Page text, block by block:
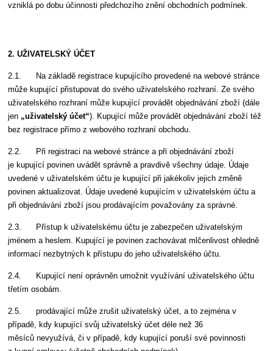
vzniklá po dobu účinnosti předchozího znění obchodních podmínek.
2. UŽIVATELSKÝ ÚČET
2.1. Na základě registrace kupujícího provedené na webové stránce
může kupující přistupovat do svého uživatelského rozhraní. Ze svého
uživatelského rozhraní může kupující provádět objednávání zboží (dále
jen „uživatelský účet“). Kupující může provádět objednávání zboží též
bez registrace přímo z webového rozhraní obchodu.
2.2. Při registraci na webové stránce a při objednávání zboží
je kupující povinen uvádět správně a pravdivě všechny údaje. Údaje
uvedené v uživatelském účtu je kupující při jakékoliv jejich změně
povinen aktualizovat. Údaje uvedené kupujícím v uživatelském účtu a
při objednávání zboží jsou prodávajícím považovány za správné.
2.3. Přístup k uživatelskému účtu je zabezpečen uživatelským
jménem a heslem. Kupující je povinen zachovávat mlčenlivost ohledně
informací nezbytných k přístupu do jeho uživatelského účtu.
2.4. Kupující není oprávněn umožnit využívání uživatelského účtu
třetím osobám.
2.5. prodávající může zrušit uživatelský účet, a to zejména v
případě, kdy kupující svůj uživatelský účet déle než 36
měsíců nevyužívá, či v případě, kdy kupující poruší své povinnosti